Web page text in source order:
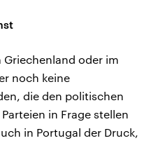
Griechenland oder im
noch keine
die den politischen
in Frage stellen
in Portugal der Druck,